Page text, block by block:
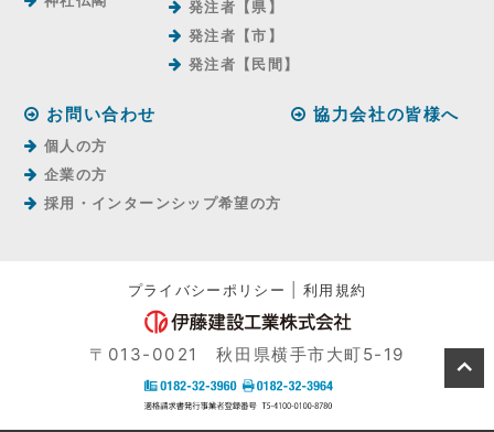
発注者【県】
発注者【市】
発注者【⺠間】
お問い合わせ
個人の方
企業の方
採用・インターンシップ希望の方
協力会社の皆様へ
プライバシーポリシー |利用規約
〒013-0021 秋田県横手市大町5-19